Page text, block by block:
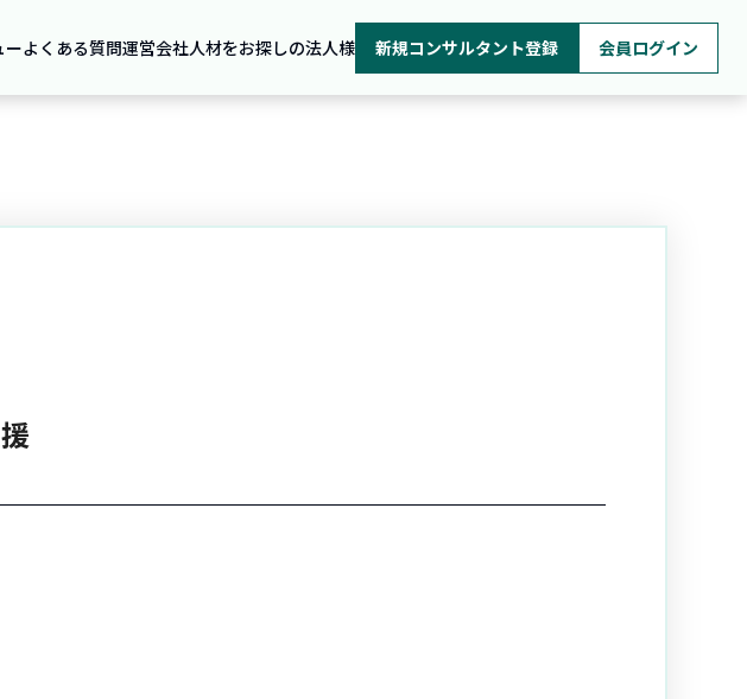
ーよくある質問運営会社人材をお探しの法人様 新規コンサルタント登録 会員ログイン